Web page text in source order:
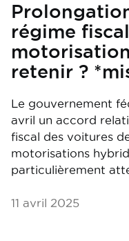
régime
retenir ?
Le gouvernement
avril un accord
fiscal des voitures
motorisations
particulièrement
11 avril 2025